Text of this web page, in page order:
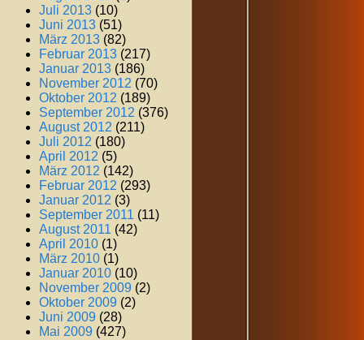
Juli 2013 (10)
Juni 2013 (51)
März 2013 (82)
Februar 2013 (217)
Januar 2013 (186)
November 2012 (70)
Oktober 2012 (189)
September 2012 (376)
August 2012 (211)
Juli 2012 (180)
April 2012 (5)
März 2012 (142)
Februar 2012 (293)
Januar 2012 (3)
September 2011 (11)
August 2011 (42)
April 2010 (1)
März 2010 (1)
Januar 2010 (10)
November 2009 (2)
Oktober 2009 (2)
Juni 2009 (28)
Mai 2009 (427)